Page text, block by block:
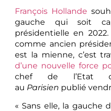
François Hollande
gauche qui soit
présidentielle en
comme ancien
est la mienne, c’est
d’une nouvelle force
chef de l’Etat
au Parisien publié
« Sans elle, la gauche